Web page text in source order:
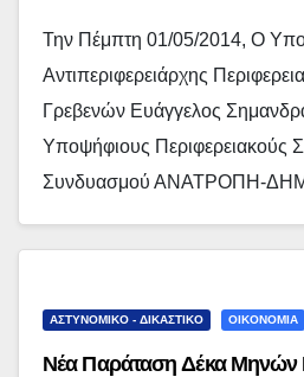
Την Πέμπτη 01/05/2014, Ο
Αντιπεριφερειάρχης
Γρεβενών Ευάγγελος
Υποψήφιους Περιφερειακούς
Συνδυασμού ΑΝΑΤΡΟΠΗ-
ΑΣΤΥΝΟΜΙΚΟ - ΔΙΚΑΣΤΙΚΟ ΟΙΚΟΝΟΜΙΑ
Νέα Παράταση Δέκα Μηνών